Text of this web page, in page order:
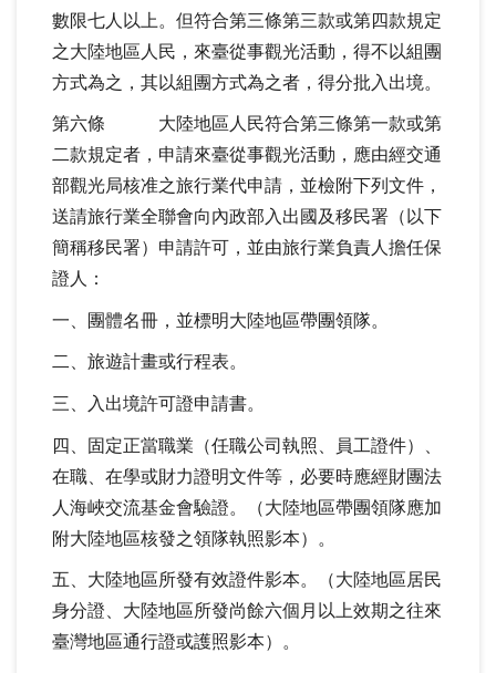
數限七人以上。但符合第三條第三款或第四款規定
之大陸地區人民，來臺從事觀光活動，得不以組團
方式為之，其以組團方式為之者，得分批入出境。
第六條 大陸地區人民符合第三條第一款或第
二款規定者，申請來臺從事觀光活動，應由經交通
部觀光局核准之旅行業代申請，並檢附下列文件，
送請旅行業全聯會向內政部入出國及移民署（以下
簡稱移民署）申請許可，並由旅行業負責人擔任保
證人：
一、團體名冊，並標明大陸地區帶團領隊。
二、旅遊計畫或行程表。
三、入出境許可證申請書。
四、固定正當職業（任職公司執照、員工證件）、
在職、在學或財力證明文件等，必要時應經財團法
人海峽交流基金會驗證。（大陸地區帶團領隊應加
附大陸地區核發之領隊執照影本）。
五、大陸地區所發有效證件影本。（大陸地區居民
身分證、大陸地區所發尚餘六個月以上效期之往來
臺灣地區通行證或護照影本）。